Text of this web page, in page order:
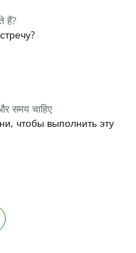
हैं?
समय चाहिए
чтобы выполнить эту